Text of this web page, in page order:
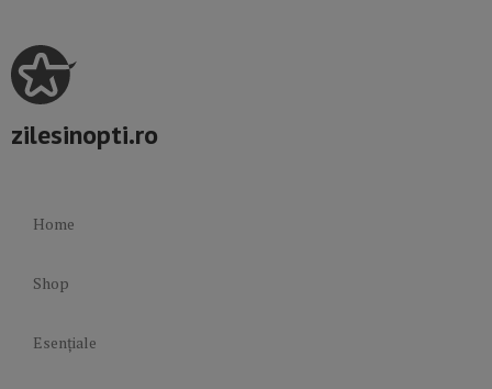
zilesinopti.ro
Home
Shop
Esențiale